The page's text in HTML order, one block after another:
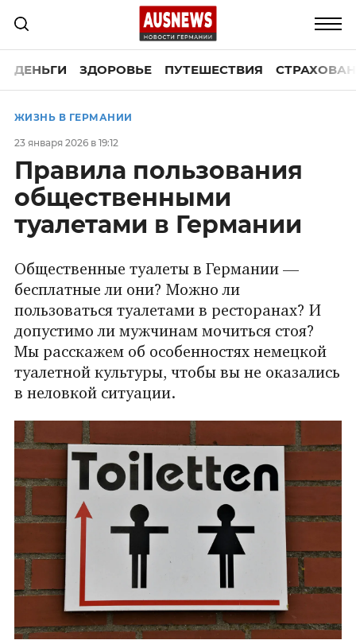
ДЕНЬГИ ЗДОРОВЬЕ ПУТЕШЕСТВИЯ
ЖИЗНЬ В ГЕРМАНИИ
23 января 2026 в 19:12
Правила пользования
общественными
туалетами в Германии
Общественные туалеты в Германии —
бесплатные ли они? Можно ли
пользоваться туалетами в ресторанах? И
допустимо ли мужчинам мочиться стоя?
Мы расскажем об особенностях немецкой
туалетной культуры, чтобы вы не оказались
в неловкой ситуации.